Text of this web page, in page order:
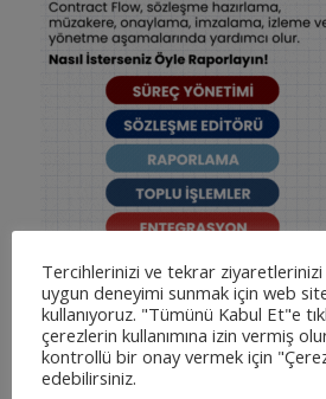
KATEGORILER
adliyesine nasıl gidilir
Tercihlerinizi ve tekrar ziyaretlerinizi
uygun deneyimi sunmak için web
kullanıyoruz. "Tümünü Kabul Et"e
çerezlerin kullanımına izin vermiş
kontrollü bir onay vermek için
edebilirsiniz.